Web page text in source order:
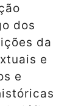
dos
da
e
e